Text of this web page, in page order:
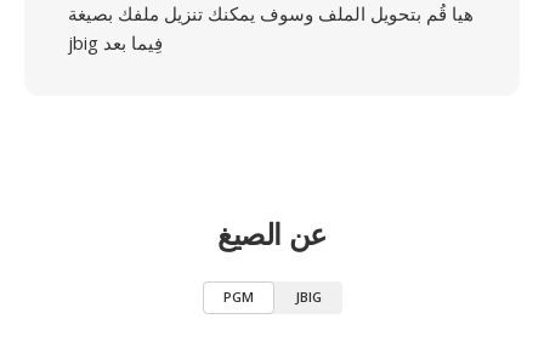
هيا قُم بتحويل الملف وسوف يمكنك تنزيل ملفك بصيغة
jbig فِيما بعد
عن الصيغ
PGM JBIG